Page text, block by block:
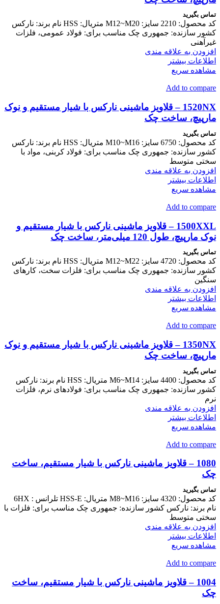
تماس بگیرید
کد محصول: 2210 سایز: M12~M20 متریال: HSS نام برند: نارکس
کشور سازنده: جمهوری چک مناسب برای: فولاد عمومی، فلزات
غیرآهنی
افزودن به علاقه مندی
اطلاعات بیشتر
مشاهده سریع
Add to compare
1520NX – قلاویز ماشینی نارکس با شیار مستقیم و نوک
مارپیچ، ساخت چک
تماس بگیرید
کد محصول: 6750 سایز: M10~M16 متریال: HSS نام برند: نارکس
کشور سازنده: جمهوری چک مناسب برای: فولاد کربنی، مواد با
سختی متوسط
افزودن به علاقه مندی
اطلاعات بیشتر
مشاهده سریع
Add to compare
1500XXL – قلاویز ماشینی نارکس با شیار مستقیم و
نوک مارپیچ، طول 120 میلی‌متر، ساخت چک
تماس بگیرید
کد محصول: 4720 سایز: M12~M22 متریال: HSS نام برند: نارکس
کشور سازنده: جمهوری چک مناسب برای: فلزات سخت، کارهای
سنگین
افزودن به علاقه مندی
اطلاعات بیشتر
مشاهده سریع
Add to compare
1350NX – قلاویز ماشینی نارکس با شیار مستقیم و نوک
مارپیچ، ساخت چک
تماس بگیرید
کد محصول: 4400 سایز: M6~M14 متریال: HSS نام برند: نارکس
کشور سازنده: جمهوری چک مناسب برای: فولادهای نرم، فلزات
نرم
افزودن به علاقه مندی
اطلاعات بیشتر
مشاهده سریع
Add to compare
1080 – قلاویز ماشینی نارکس با شیار مستقیم، ساخت
چک
تماس بگیرید
کد محصول: 4320 سایز: M8~M16 متریال: HSS-E تلرانس : 6HX
نام برند: نارکس کشور سازنده: جمهوری چک مناسب برای: فلزات با
سختی متوسط
افزودن به علاقه مندی
اطلاعات بیشتر
مشاهده سریع
Add to compare
1004 – قلاویز ماشینی نارکس با شیار مستقیم، ساخت
چک